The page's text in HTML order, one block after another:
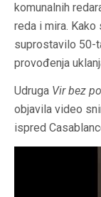
komunalnih
reda i mira. Kako
suprostavilo 50-
provođenja
Udruga Vir bez
objavila video
ispred